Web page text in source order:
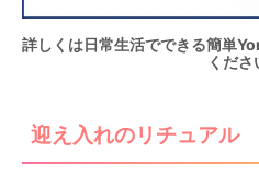
詳しくは日常生活でできる簡単
くださ
迎え入れのリチュアル